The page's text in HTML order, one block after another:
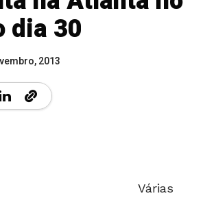
dia 30
2013
gerações